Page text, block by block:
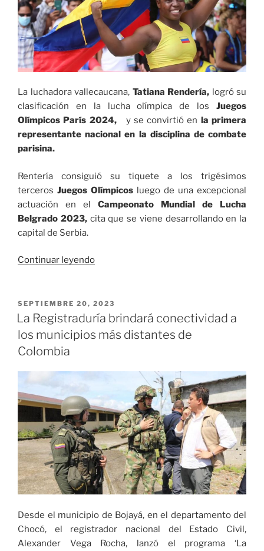
2023»
La luchadora vallecaucana, Tatiana Rendería, logró su
clasificación en la lucha olímpica de los Juegos
Olímpicos París 2024, y se convirtió en la primera
representante nacional en la disciplina de combate
parisina.
Rentería consiguió su tiquete a los trigésimos
terceros Juegos Olímpicos luego de una excepcional
actuación en el Campeonato Mundial de Lucha
Belgrado 2023, cita que se viene desarrollando en la
capital de Serbia.
Continuar leyendo«Tatiana
clasificación
en
la
de
los Juegos
Olímpicos
París
2024 «
PUBLICADO
EL
SEPTIEMBRE 20, 2023
La Registraduría brindará conectividad a
los municipios más distantes de
Colombia
Desde el municipio de Bojayá, en el departamento del
Chocó, el registrador nacional del Estado Civil,
Alexander Vega Rocha, lanzó el programa ‘La